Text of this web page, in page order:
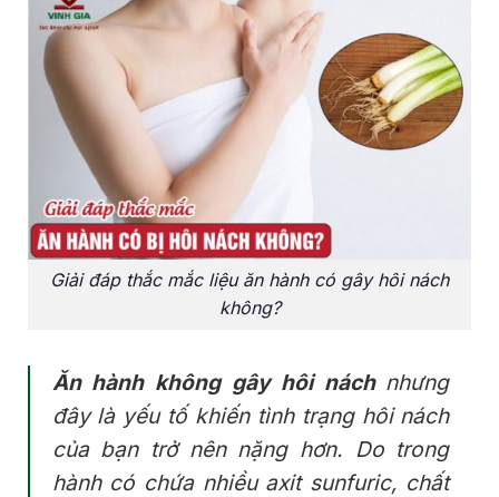
Giải đáp thắc mắc liệu ăn hành có gây hôi nách
không?
Ăn hành không gây hôi náchnhưng
đây là yếu tố khiến tình trạng hôi nách
của bạn trở nên nặng hơn. Do trong
hành có chứa nhiều axit sunfuric, chất